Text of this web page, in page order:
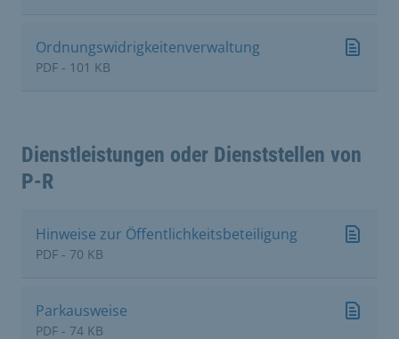
Ordnungswidrigkeitenverwaltung
PDF - 101 KB
Dienstleistungen oder Dienststellen von
P-R
Hinweise zur Öffentlichkeitsbeteiligung
PDF - 70 KB
Parkausweise
PDF - 74 KB